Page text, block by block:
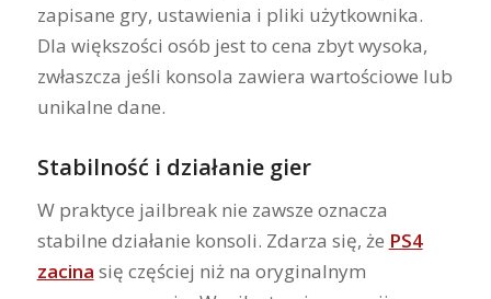
zapisane gry, ustawienia i pliki użytkownika.
Dla większości osób jest to cena zbyt wysoka,
zwłaszcza jeśli konsola zawiera wartościowe lub
unikalne dane.
Stabilność i działanie gier
W praktyce jailbreak nie zawsze oznacza
stabilne działanie konsoli. Zdarza się, że PS4
zacina się częściej niż na oryginalnym